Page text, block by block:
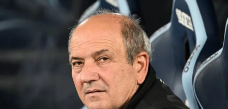
Champions League